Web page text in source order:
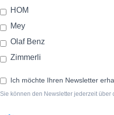
HOM
Mey
Olaf Benz
Zimmerli
Ich möchte Ihren Newsletter
Sie können den Newsletter jederzeit